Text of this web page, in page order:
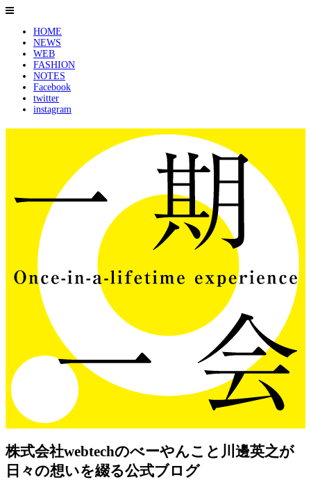
HOME
NEWS
WEB
FASHION
NOTES
Facebook
twitter
instagram
株式会社webtechのべーやんこと川邊英之が
日々の想いを綴る公式ブログ